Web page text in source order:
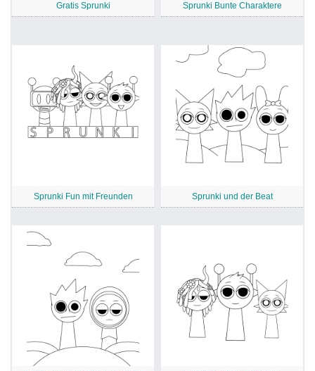
Gratis Sprunki Sprunki Bunte Charaktere
Sprunki Fun mit Freunden Sprunki und der Beat